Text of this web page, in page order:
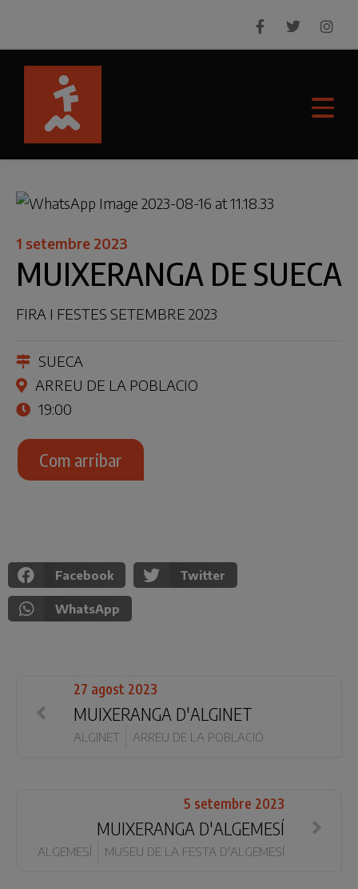
1 setembre 2023
MUIXERANGA DE SUECA
FIRA I FESTES SETEMBRE 2023
SUECA
ARREU DE LA POBLACIO
19:00
Com arribar
Facebook Twitter
WhatsApp
27 agost 2023
MUIXERANGA D'ALGINET
ALGINET ARREU DE LA POBLACIÓ
5 setembre 2023
MUIXERANGA D'ALGEMESÍ
ALGEMESÍ MUSEU DE LA FESTA D'ALGEMESÍ